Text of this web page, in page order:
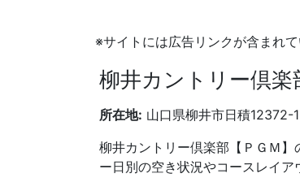
※サイトには広告リンクが含まれ
柳井カントリー倶楽
所在地: 山口県柳井市日積12372-1
柳井カントリー倶楽部【ＰＧＭ
ー日別の空き状況やコースレイア